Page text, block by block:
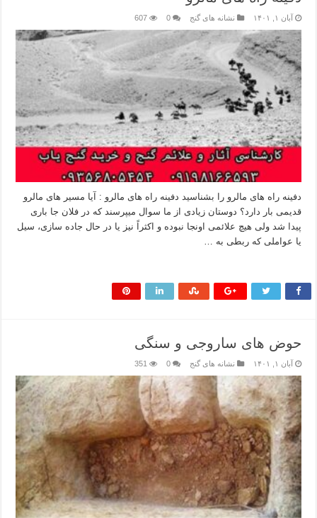
آبان ۱, ۱۴۰۱ نشانه های گنج 0
607
دفینه راه های مالرو را بشناسید دفینه راه های مالرو : آیا مسیر های مالرو
قدیمی بار دارد؟ دوستان زیادی از ما سوال میپرسند که در فلان جا باری
پیدا شد ولی هیچ علائمی اونجا نبوده و اکثراً نیز یا در حال جاده سازی، سیل
یا عواملی که ربطی به …
حوض های ساروجی و سنگی
آبان ۱, ۱۴۰۱ نشانه های گنج 0
351